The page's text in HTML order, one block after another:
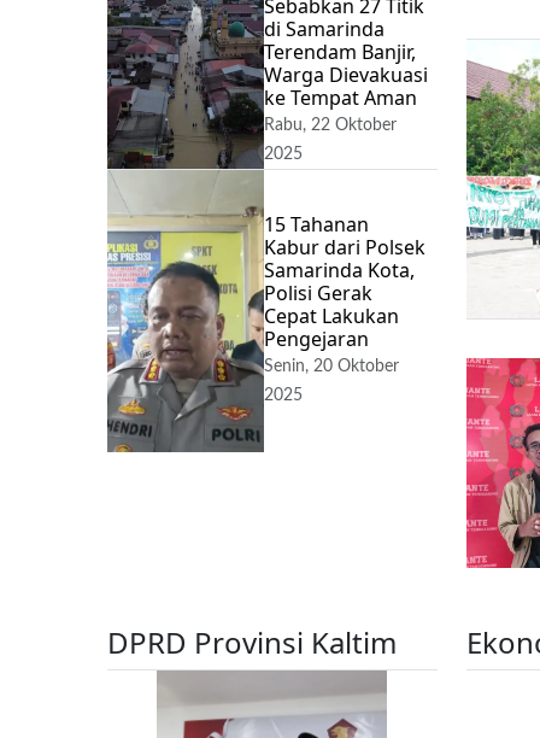
Sebabkan 27 Titik
di Samarinda
Terendam Banjir,
Warga Dievakuasi
ke Tempat Aman
Rabu, 22 Oktober
2025
15 Tahanan
Kabur dari Polsek
Samarinda Kota,
Polisi Gerak
Cepat Lakukan
Pengejaran
Senin, 20 Oktober
2025
DPRD Provinsi Kaltim